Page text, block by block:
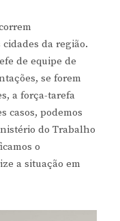
da região.
de equipe de
se forem
a força-tarefa
casos, podemos
do Trabalho
o
a situação em